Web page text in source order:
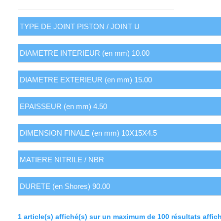
1 article(s) affiché(s) sur un maximum de 100 résultats